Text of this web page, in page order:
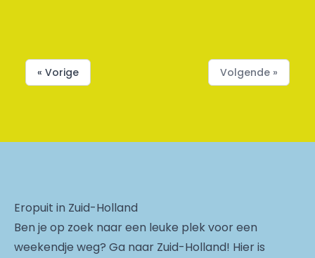
« Vorige Volgende »
Eropuit in Zuid-Holland
Ben je op zoek naar een leuke plek voor een
weekendje weg? Ga naar Zuid-Holland! Hier is